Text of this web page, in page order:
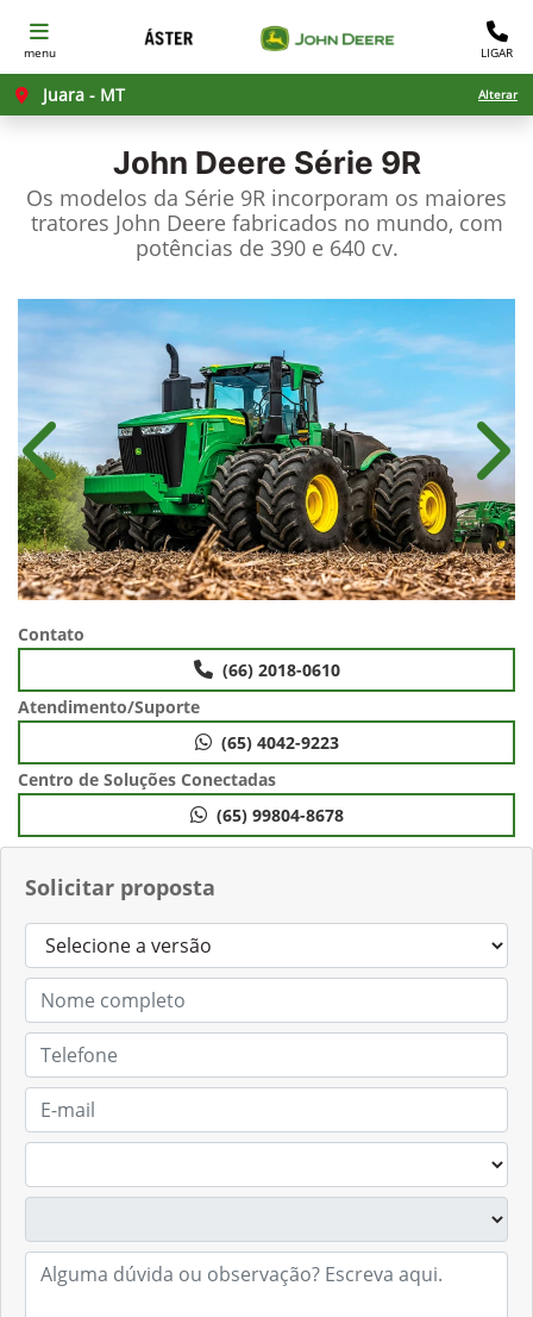
menu LIGAR
Juara - MT Alterar
John Deere Série 9R
Os modelos da Série 9R incorporam os maiores
tratores John Deere fabricados no mundo, com
potências de 390 e 640 cv.
Solicitar proposta
Anterior
Contato
(66) 2018-0610
Atendimento/Suporte
(65) 4042-9223
Centro de Soluções Conectadas
(65) 99804-8678